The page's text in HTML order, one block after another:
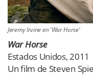
Jeremy Irvine en 'War Horse'
War Horse
Estados Unidos, 2011
Un film de Steven